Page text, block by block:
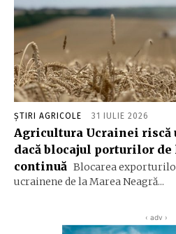
ȘTIRI AGRICOLE 31 IULIE 2026
Agricultura Ucrainei riscă
dacă blocajul porturilor de
continuă Blocarea
ucrainene de la Marea Neagră...
‹ adv ›